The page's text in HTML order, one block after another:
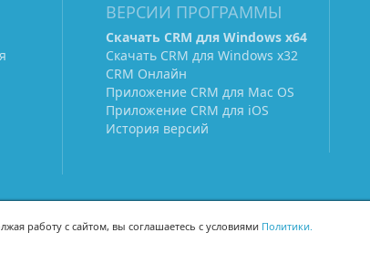
ВЕРСИИ ПРОГРАММЫ
Скачать CRM для Windows х64
Скачать CRM для Windows х32
CRM Онлайн
Приложение CRM для Mac OS
Приложение CRM для iOS
История версий
работу с сайтом, вы соглашаетесь с условиями Политики.